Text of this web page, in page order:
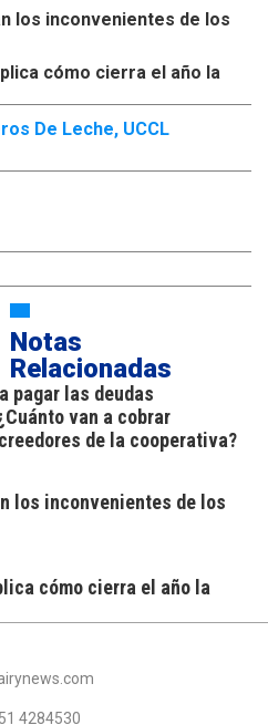
los inconvenientes de los
cómo cierra el año la
De Leche, UCCL
Notas
Relacionadas
pagar las deudas
van a cobrar
de la cooperativa?
los inconvenientes de los
cómo cierra el año la
4284530